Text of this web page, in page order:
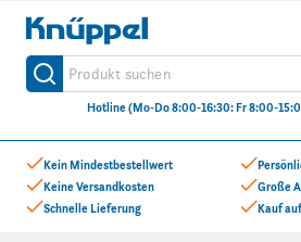
Kein Mindestbestellwert
Keine Versandkosten
Schnelle Lieferung
Große
Kauf
Knüppel
Produkt suchen
Suche
Hotline (Mo-Do 8:00-16:30: Fr 8:00-
Zum Inhalt springen